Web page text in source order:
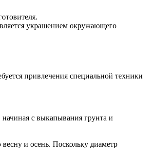
украшением окружающего
привлечения специальной техники
с выкапывания грунта и
и осень. Поскольку диаметр